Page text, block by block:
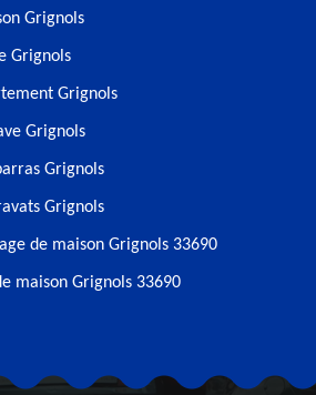
Grignols
Grignols
Grignols
Grignols
Grignols
Grignols
de maison Grignols 33690
maison Grignols 33690